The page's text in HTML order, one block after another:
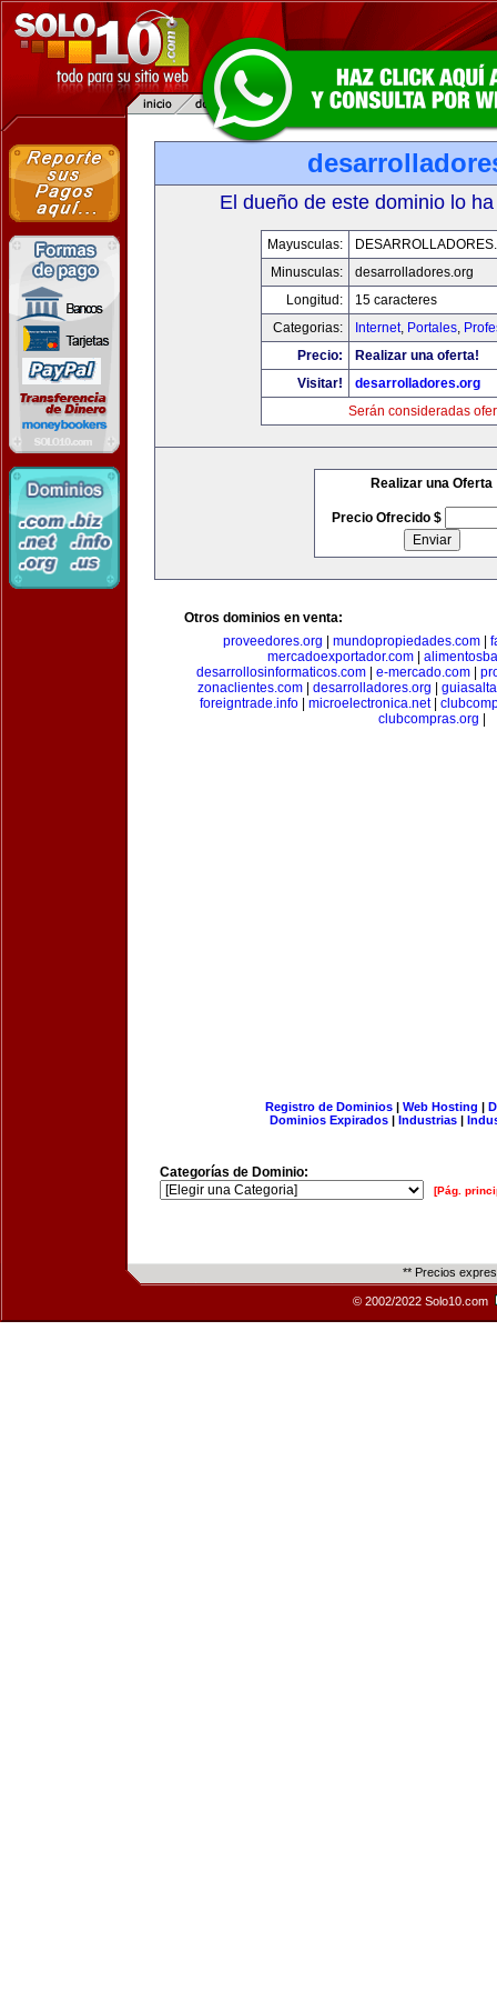
El dueño de este dominio lo
Mayusculas:
Minusculas:
desarrolladores.org
Longitud:
15 caracteres
Categorias:
Internet, Portales,
Precio:
Realizar una oferta!
Visitar!
desarrolladores.org
Serán consideradas
Realizar una Oferta
Precio Ofrecido $
Otros dominios en venta:
proveedores.org
mundopropiedades.com|
mercadoexportador.com|
desarrollosinformaticos.com| e-mercado.com|
zonaclientes.com| desarrolladores.org
foreigntrade.info
microelectronica.net|
clubcompras.org
Registro de Dominios| Web Hosting |
Dominios Expirados | Industrias |
Categorías de Dominio:
[Pág.
** Precios
© 2002/2022 Solo10.com